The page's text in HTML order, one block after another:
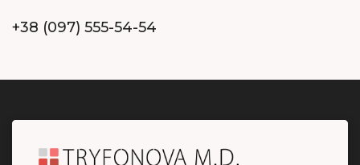
+38 (097) 555-54-54